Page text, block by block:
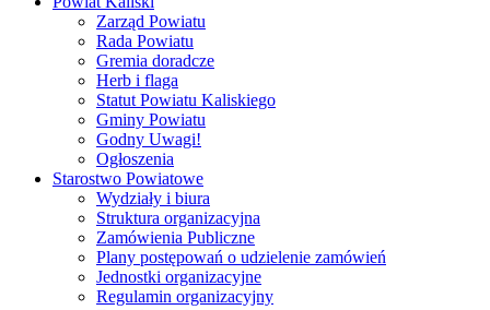
Zarząd Powiatu
Rada Powiatu
Gremia doradcze
Herb i flaga
Statut Powiatu Kaliskiego
Gminy Powiatu
Godny Uwagi!
Ogłoszenia
Starostwo Powiatowe
Wydziały i biura
Struktura organizacyjna
Zamówienia Publiczne
Plany postępowań o udzielenie zamówień
Jednostki organizacyjne
Regulamin organizacyjny